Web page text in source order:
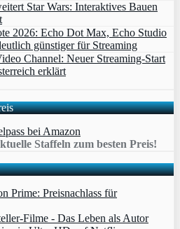
Star Wars: Interaktives Bauen
2026: Echo Dot Max, Echo Studio
günstiger für Streaming
Channel: Neuer Streaming‑Start
erklärt
Staffeln zum besten Preis!
Prime: Preisnachlass für
Filme - Das Leben als Autor